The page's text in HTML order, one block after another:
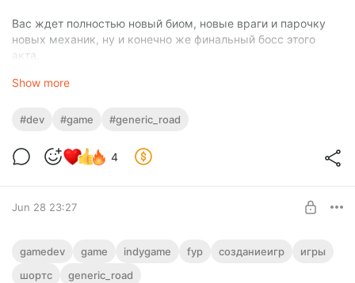
Вас ждет полностью новый биом, новые враги и парочку
новых механик, ну и конечно же финальный босс этого
акта.
Itch Io
Show more
#dev #game #generic_road
4
Jun 28 23:27
Держите Небольшой Шорт тут Раньше
всех Остальных на 1 день :)
gamedev game indygame fyp созданиеигр
игры
шортс
generic_road